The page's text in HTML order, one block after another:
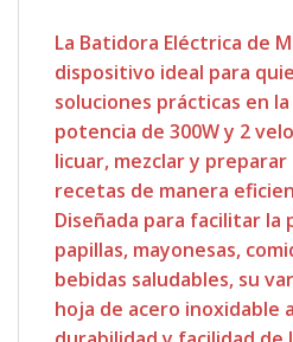
La Batidora Eléctrica de
dispositivo ideal para
soluciones prácticas en la
potencia de 300W y 2
licuar, mezclar y preparar
recetas de manera
Diseñada para facilitar la
papillas, mayonesas,
bebidas saludables, su
hoja de acero inoxidable